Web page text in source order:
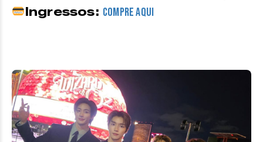
Ingressos: Compre aqui